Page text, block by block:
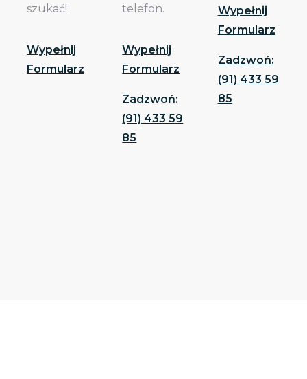
szukać!
Wypełnij
Formularz
telefon.
Wypełnij
Formularz
Zadzwoń:
(91) 433 59
85
Wypełnij
Formularz
Zadzwoń:
(91) 433 59
85